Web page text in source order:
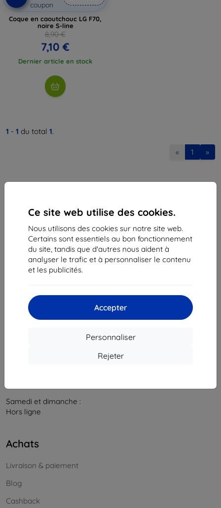
Ce site web utilise des cookies.
Nous utilisons des cookies sur notre site web.
Certains sont essentiels au bon fonctionnement
du site, tandis que d'autres nous aident à
analyser le trafic et à personnaliser le contenu
et les publicités.
Accepter
Personnaliser
Rejeter
coupon
Coque en caoutchouc LG F70,
noire S-line
8,90 €
7,10 €
Dernier article en stock
1 - 1 du total 1.
« 1 »
Shield-Sk s.r.o.
Ulica Rudolfa Mocka 3750/2A
841 04 Bratislava
Numéro d’identification d’entreprise :
Contacts
Samedi et dimanche :
Hors ligne
Achats
Livraison & paiement
Blog
Cashback